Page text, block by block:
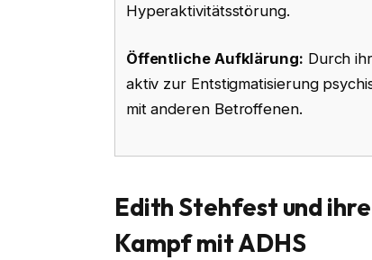
Hyperaktivitätsstörung.
Öffentliche Aufklärung: Durch
aktiv zur Entstigmatisierung
mit anderen Betroffenen.
Edith Stehfest und
Kampf mit ADHS